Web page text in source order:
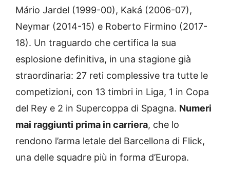
Mário Jardel (1999-00), Kaká (2006-07),
Neymar (2014-15) e Roberto Firmino (2017-
18). Un traguardo che certifica la sua
esplosione definitiva, in una stagione già
straordinaria: 27 reti complessive tra tutte le
competizioni, con 13 timbri in Liga, 1 in Copa
del Rey e 2 in Supercoppa di Spagna. Numeri
mai raggiunti prima in carriera, che lo
rendono l’arma letale del Barcellona di Flick,
una delle squadre più in forma d’Europa.